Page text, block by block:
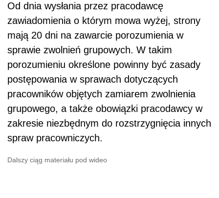
Od dnia wysłania przez pracodawcę
zawiadomienia o którym mowa wyżej, strony
mają 20 dni na zawarcie porozumienia w
sprawie zwolnień grupowych. W takim
porozumieniu określone powinny być zasady
postępowania w sprawach dotyczących
pracowników objętych zamiarem zwolnienia
grupowego, a także obowiązki pracodawcy w
zakresie niezbędnym do rozstrzygnięcia innych
spraw pracowniczych.
Dalszy ciąg materiału pod wideo